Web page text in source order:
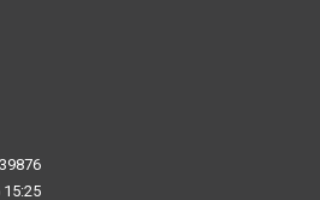
15:25